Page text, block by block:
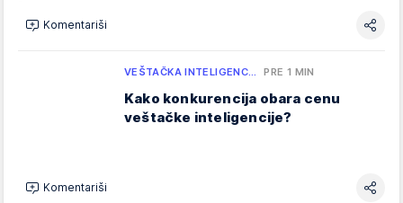
Komentariši
VEŠTAČKA INTELIGENC… PRE 1 MIN
Kako konkurencija obara cenu
veštačke inteligencije?
Komentariši